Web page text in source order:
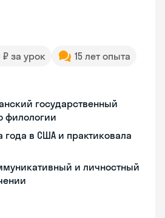
₽ за урок
15 лет опыта
государственный
филологии
в США и практиковала
и личностный